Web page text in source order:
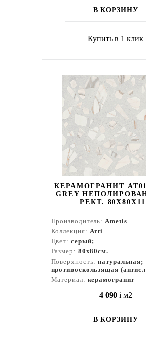
В КОРЗИНУ
Купить в 1 клик
КЕРАМОГРАНИТ
GREY
РЕКТ. 80X80X11
Производитель:Ametis
Коллекция: Arti
Цвет: серый;
Размер: 80x80см.
Поверхность:натуральная;
противоскользящая
Материал: керамогранит
4 090 i м2
В КОРЗИНУ